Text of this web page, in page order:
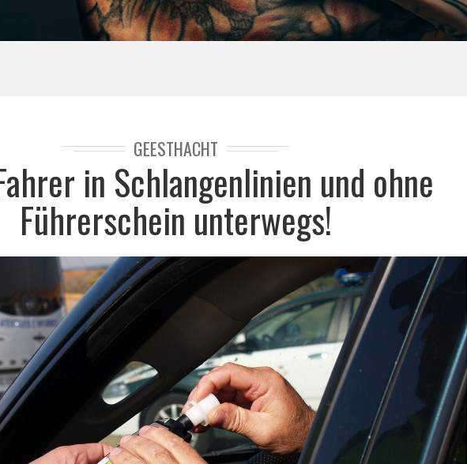
GEESTHACHT
in Schlangenlinien und ohne
Führerschein unterwegs!